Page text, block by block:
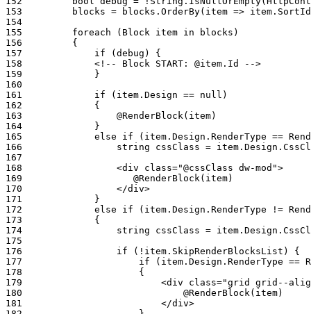
153
154
155
156
157
158
159
160
161
162
163
164
165
166
167
168
169
170
171
172
173
174
175
176
177
178
179
180
181